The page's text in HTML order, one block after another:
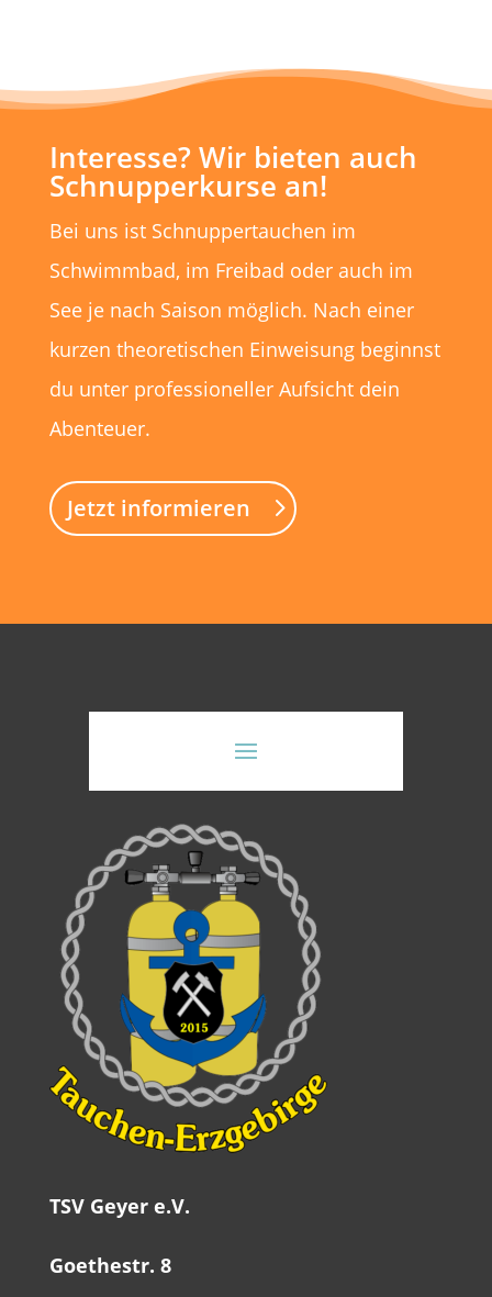
Interesse? Wir bieten auch
Schnupperkurse an!
Bei uns ist Schnuppertauchen im
Schwimmbad, im Freibad oder auch im
See je nach Saison möglich. Nach einer
kurzen theoretischen Einweisung beginnst
du unter professioneller Aufsicht dein
Abenteuer.
Jetzt informieren
TSV Geyer e.V.
Goethestr. 8